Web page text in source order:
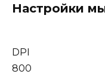
Настройки
DPI
800